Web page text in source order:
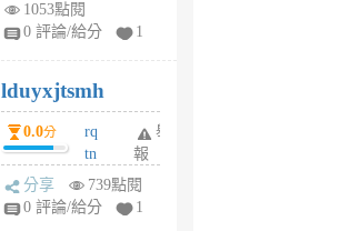
jl
月
前
1053點閱
0 評論/給分
1
lduyxjtsmh
0.0分
rq
tn
jt
gl
舉
報
分享
739點閱
0 評論/給分
1